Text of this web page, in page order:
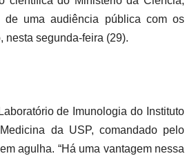
de uma audiência pública com os
nesta segunda-feira (29).
de Imunologia do Instituto
da USP, comandado pelo
agulha. “Há uma vantagem nessa